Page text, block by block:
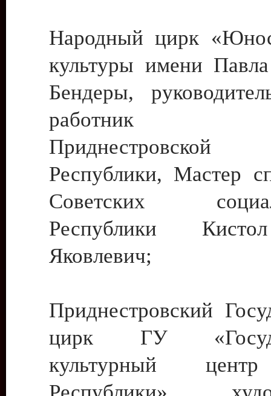
Народный цирк
культуры имени
Бендеры,
работник
Приднестровской
Республики, Мастер
Советских
Республики
Яковлевич;
Приднестровский
цирк ГУ
культурный